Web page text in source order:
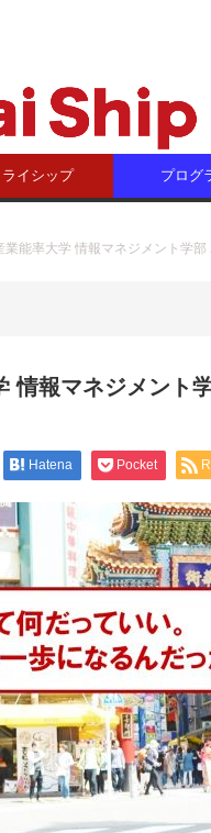
ライシップ プログ
業能率大学 情報マネジメント学部
情報マネジメント
Hatena Pocket